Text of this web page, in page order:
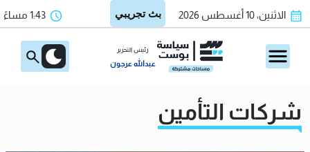
الاثنين، 10 أغسطس 2026 1:43 مساءً
رئيس التحرير
عبدالله عرجون
شركات التأمين